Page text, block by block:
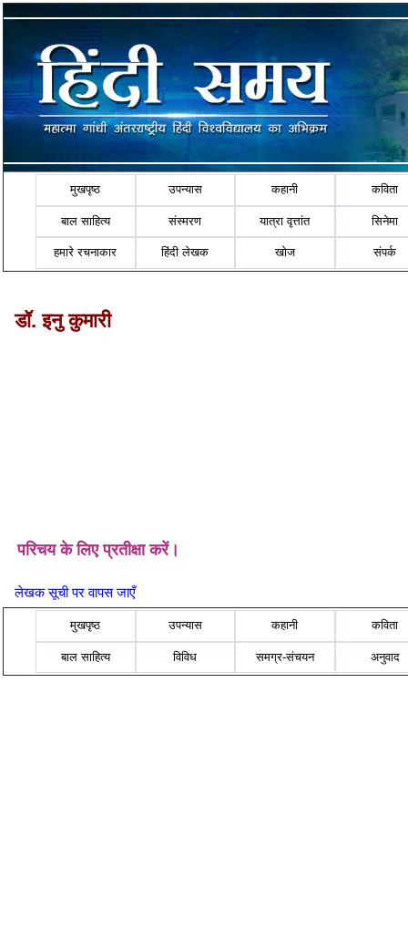
मुखपृष्ठ उपन्यास कहानी कविता
बाल साहित्य संस्मरण यात्रा वृत्तांत सिनेमा
हमारे रचनाकार हिंदी लेखक खोज संपर्क
डॉ. इनु कुमारी
परिचय के लिए प्रतीक्षा करें।
लेखक सूची पर वापस जाएँ
मुखपृष्ठ उपन्यास कहानी कविता
बाल साहित्य विविध समग्र-संचयन अनुवाद